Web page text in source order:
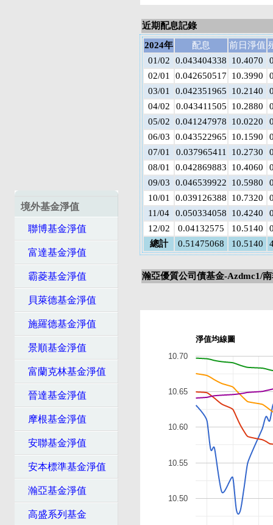
境外基金淨值
聯博基金淨值
富達基金淨值
霸菱基金淨值
貝萊德基金淨值
施羅德基金淨值
景順基金淨值
富蘭克林基金淨值
晉達基金淨值
摩根基金淨值
安聯基金淨值
安本標準基金淨值
瀚亞基金淨值
高盛系列基金
近期配息記錄
2024年
配息 前日淨值
01/02
0.043404338 10.4070
02/01
0.042650517 10.3990
03/01
0.042351965 10.2140
04/02
0.043411505 10.2880
05/02
0.041247978 10.0220
06/03
0.043522965 10.1590
07/01
0.037965411 10.2730
08/01
0.042869883 10.4060
09/03
0.046539922 10.5980
10/01
0.039126388 10.7320
11/04
0.050334058 10.4240
12/02
0.04132575 10.5140
總計
0.51475068 10.5140
瀚亞優質公司債基金-Azdmc1/
淨值均線圖
10.50
10.55
10.60
10.65
10.70